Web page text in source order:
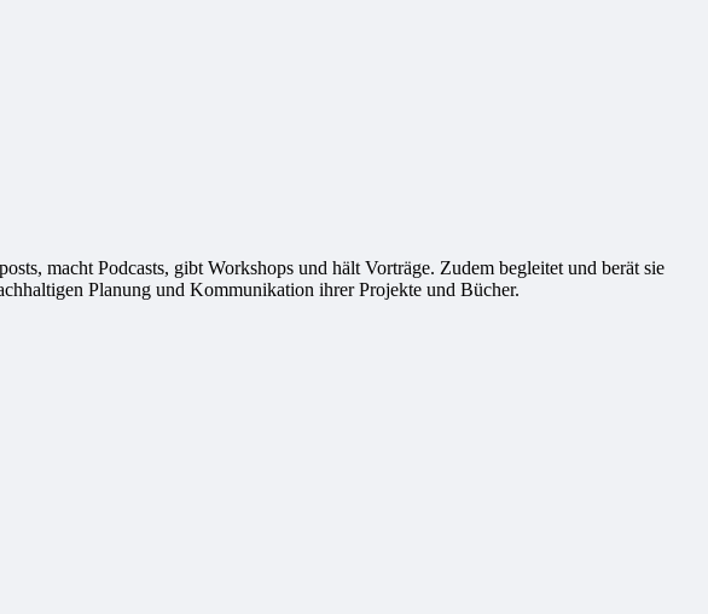
macht Podcasts, gibt Workshops und hält Vorträge. Zudem begleitet und berät sie
Planung und Kommunikation ihrer Projekte und Bücher.